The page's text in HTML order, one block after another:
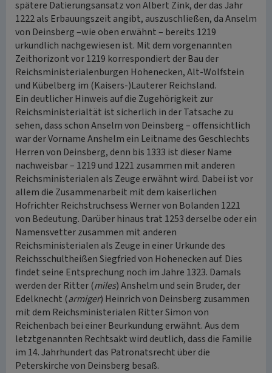
spätere Datierungsansatz von Albert Zink, der das Jahr
1222 als Erbauungszeit angibt, auszuschließen, da Anselm
von Deinsberg –wie oben erwähnt – bereits 1219
urkundlich nachgewiesen ist. Mit dem vorgenannten
Zeithorizont vor 1219 korrespondiert der Bau der
Reichsministerialenburgen Hohenecken, Alt-Wolfstein
und Kübelberg im (Kaisers-)Lauterer Reichsland.
Ein deutlicher Hinweis auf die Zugehörigkeit zur
Reichsministerialtät ist sicherlich in der Tatsache zu
sehen, dass schon Anselm von Deinsberg – offensichtlich
war der Vorname Anshelm ein Leitname des Geschlechts
Herren von Deinsberg, denn bis 1333 ist dieser Name
nachweisbar – 1219 und 1221 zusammen mit anderen
Reichsministerialen als Zeuge erwähnt wird. Dabei ist vor
allem die Zusammenarbeit mit dem kaiserlichen
Hofrichter Reichstruchsess Werner von Bolanden 1221
von Bedeutung. Darüber hinaus trat 1253 derselbe oder ein
Namensvetter zusammen mit anderen
Reichsministerialen als Zeuge in einer Urkunde des
Reichsschultheißen Siegfried von Hohenecken auf. Dies
findet seine Entsprechung noch im Jahre 1323. Damals
werden der Ritter (miles) Anshelm und sein Bruder, der
Edelknecht (armiger) Heinrich von Deinsberg zusammen
mit dem Reichsministerialen Ritter Simon von
Reichenbach bei einer Beurkundung erwähnt. Aus dem
letztgenannten Rechtsakt wird deutlich, dass die Familie
im 14. Jahrhundert das Patronatsrecht über die
Peterskirche von Deinsberg besaß.